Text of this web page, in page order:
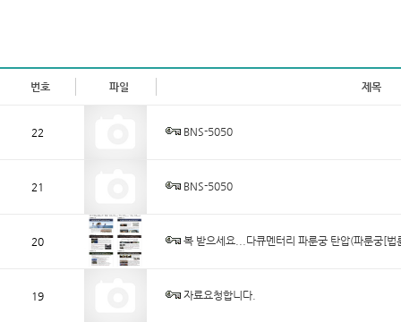
번호 파일 제목
22 BNS-5050
21 BNS-5050
20 복 받으세요...다큐멘터리 파룬궁 탄압(파룬궁[법
19 자료요청합니다.